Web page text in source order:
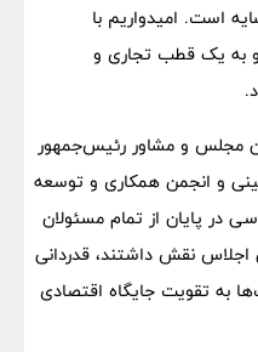
است. امیدواریم با
به یک قطب تجاری و
مجلس و مشاور رئیس‌جمهور
و انجمن همکاری و توسعه
در پایان از تمام مسئولان
اجلاس نقش داشتند، قدردانی
به تقویت جایگاه اقتصادی